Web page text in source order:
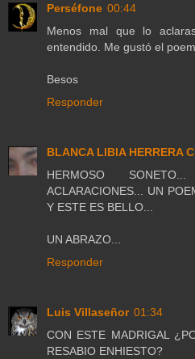
Perséfone 00:44
Menos mal que lo
entendido. Me gustó el
Besos
Responder
BLANCA LIBIA HERRERA
HERMOSO
ACLARACIONES... UN
Y ESTE ES BELLO...
UN ABRAZO...
Responder
Luis Villaseñor 01:34
CON ESTE MADRIGAL
RESABIO ENHIESTO?